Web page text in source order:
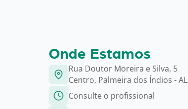
Onde Estamos
Rua Doutor Moreira e Silva, 5
Centro, Palmeira dos Índios - AL
Consulte o profissional